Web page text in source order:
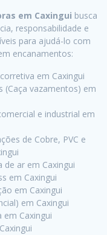
em Caxingui busca
responsabilidade e
para ajudá-lo com
encanamentos:
em Caxingui
(Caça vazamentos) em
e industrial em
de Cobre, PVC e
de ar em Caxingui
em Caxingui
em Caxingui
em Caxingui
em Caxingui